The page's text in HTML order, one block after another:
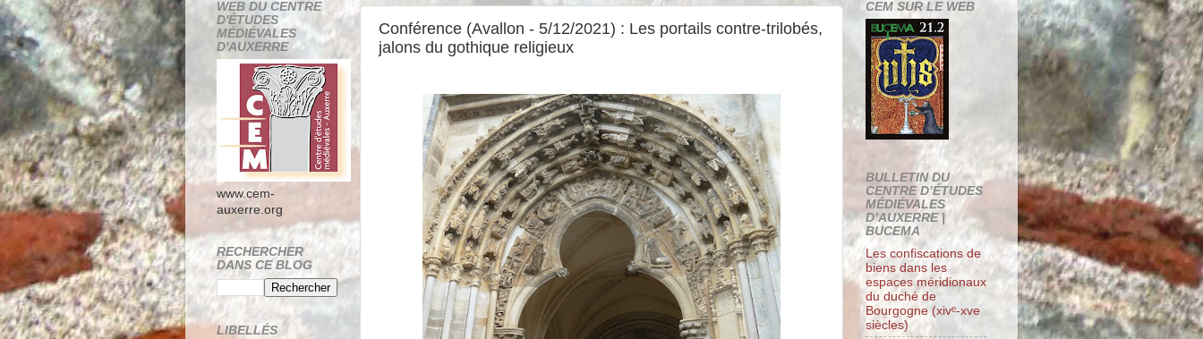
Conférence (Avallon - 5/12/2021) : Les portails contre-trilobés,
jalons du gothique religieux
WEB DU CENTRE
D'ÉTUDES
MÉDIÉVALES
D'AUXERRE
www.cem-
auxerre.org
RECHERCHER
DANS CE BLOG
LIBELLÉS
CEM SUR LE WEB
BULLETIN DU
CENTRE D’ÉTUDES
MÉDIÉVALES
D’AUXERRE |
BUCEMA
Les confiscations de
biens dans les
espaces méridionaux
du duché de
Bourgogne (xivᵉ-xve
siècles)